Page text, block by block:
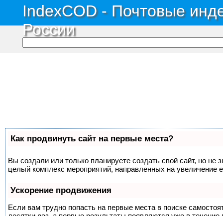
IndexCOD - Почтовые
России
Как продвинуть сайт на первые места?
Вы создали или только планируете создать свой сайт, но не
целый комплекс мероприятий, направленных на увеличение
Ускорение продвижения
Если вам трудно попасть на первые места в поиске